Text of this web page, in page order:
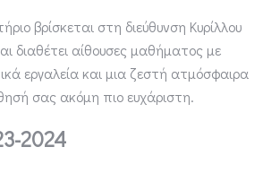
βρίσκεται στη διεύθυνση Κυρίλλου
διαθέτει αίθουσες μαθήματος με
εργαλεία και μια ζεστή ατμόσφαιρα
σας ακόμη πιο ευχάριστη.
2024